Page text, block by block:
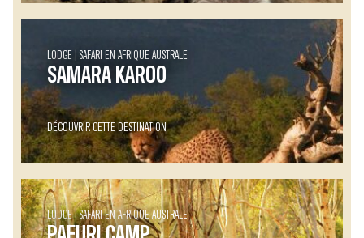
LODGE SAFARI EN AFRIQUE AUSTRALE
SAMARA KAROO
DÉCOUVRIR CETTE DESTINATION
LODGE SAFARI EN AFRIQUE AUSTRALE